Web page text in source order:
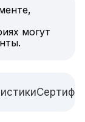
могут